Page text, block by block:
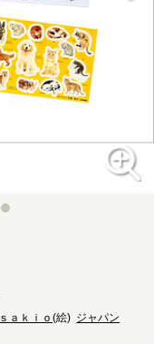
ｓａｋｉｏ(絵) ジャパン